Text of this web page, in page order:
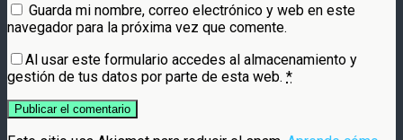
Guarda mi nombre, correo electrónico y web en este
navegador para la próxima vez que comente.
Al usar este formulario accedes al almacenamiento y
gestión de tus datos por parte de esta web. *